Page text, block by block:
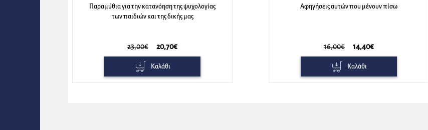
Αφηγήσεις αυτών που μένουν πίσω
16,00€ 14,40€
Καλάθι
Ένας οδηγός για τον επαγγελματία
45,00€ 40,50€
Καλάθι